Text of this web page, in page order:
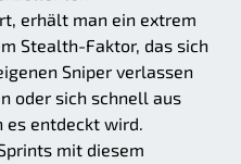
erhält man ein extrem
Stealth-Faktor, das sich
Sniper verlassen
oder sich schnell aus
es entdeckt wird.
mit diesem